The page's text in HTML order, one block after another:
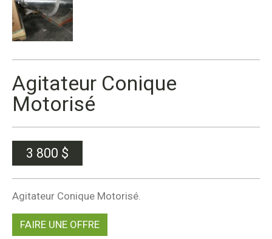
Agitateur Conique
Motorisé
3 800 $
Agitateur Conique Motorisé.
FAIRE UNE OFFRE